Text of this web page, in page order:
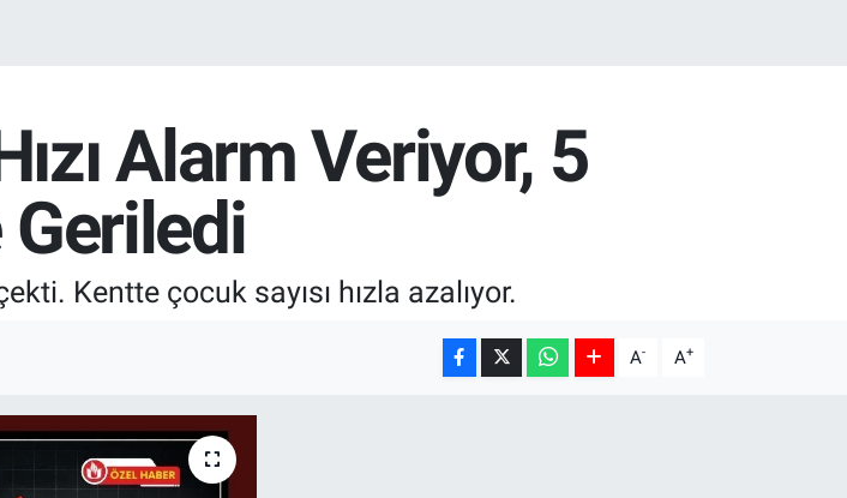
Alarm Veriyor, 5
Geriledi
Kentte çocuk sayısı hızla azalıyor.
A- A+